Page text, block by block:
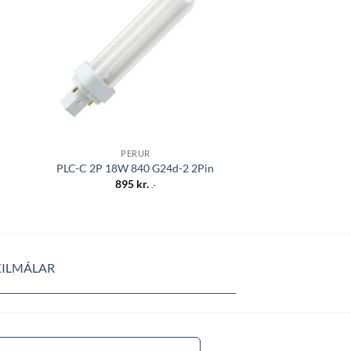
PERUR
PLC-C 2P 18W 840 G24d-2 2Pin
895 kr. .-